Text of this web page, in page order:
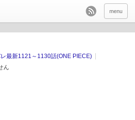
menu
最新1121～1130話(ONE PIECE)
ん